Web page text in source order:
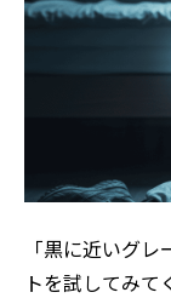
「黒に近いグ
トを試してみ